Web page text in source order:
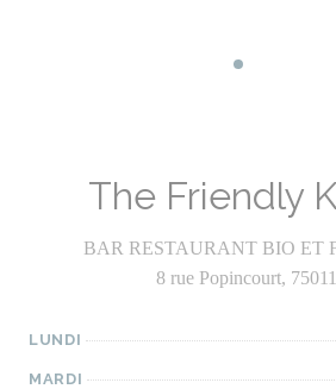
The Friendly
BAR RESTAURANT BIO ET
8 rue Popincourt,
LUNDI
MARDI